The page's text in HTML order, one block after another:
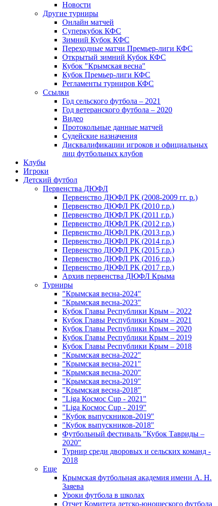
Новости
Другие турниры
Онлайн матчей
Суперкубок КФС
Зимний Кубок КФС
Переходные матчи Премьер-лиги КФС
Открытый зимний Кубок КФС
Кубок "Крымская весна"
Кубок Премьер-лиги КФС
Регламенты турниров КФС
Ссылки
Год сельского футбола – 2021
Год ветеранского футбола – 2020
Видео
Протокольные данные матчей
Судейские назначения
Дисквалификации игроков и официальных
лиц футбольных клубов
Клубы
Игроки
Детский футбол
Первенства ДЮФЛ
Первенство ДЮФЛ РК (2008-2009 гг. р.)
Первенство ДЮФЛ РК (2010 г.р.)
Первенство ДЮФЛ РК (2011 г.р.)
Первенство ДЮФЛ РК (2012 г.р.)
Первенство ДЮФЛ РК (2013 г.р.)
Первенство ДЮФЛ РК (2014 г.р.)
Первенство ДЮФЛ РК (2015 г.р.)
Первенство ДЮФЛ РК (2016 г.р.)
Первенство ДЮФЛ РК (2017 г.р.)
Архив первенства ДЮФЛ Крыма
Турниры
"Крымская весна-2024"
"Крымская весна-2023"
Кубок Главы Республики Крым – 2022
Кубок Главы Республики Крым – 2021
Кубок Главы Республики Крым – 2020
Кубок Главы Республики Крым – 2019
Кубок Главы Республики Крым – 2018
"Крымская весна-2022"
"Крымская весна-2021"
"Крымская весна-2020"
"Крымская весна-2019"
"Крымская весна-2018"
"Liga Космос Cup - 2021"
"Liga Космос Cup - 2019"
"Кубок выпускников-2019"
"Кубок выпускников-2018"
Футбольный фестиваль "Кубок Тавриды –
2020"
Турнир среди дворовых и сельских команд -
2018
Еще
Крымская футбольная академия имени А. Н.
Заяева
Уроки футбола в школах
Отчет Комитета детско-юношеского футбола